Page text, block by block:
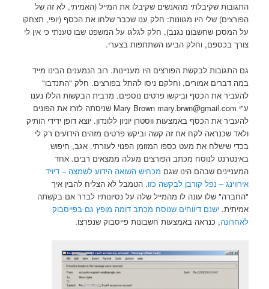
התגובות שקיבלתי מהאנשים שקיבלו את המייל (האמיתי, לא זה של
הפורצים) שלי היו מגוונות: חלק ענו שכבר שלחו את הכסף (יופי, תצחקו
על המסכן שחשבונו נגנב), חלק לגלגו על המשפט שבו טענתי כי אין לי
צורך בכספם, וחלק הביעו השתתפות בצערי.
גם התגובות לבקשת הפורצים היו מעניינות. רוב הנמענים הבינו מייד
במה דברים אמורים, וחלקם ניסו להתל בפורצים. חלק "התנדבו"
להעביר את הכסף וביקשו פרטים נוספים. מרבית הבקשות הללו נענו
ע"י Mary Brown mary.brwn@gmail.com שניסתה לזרז את הפונים
להעביר את הכסף באמצעות ווסטרן יוניון ללונדון. יוצא דופן ידידי הותיק
ולאד שכנראה לקח את זה קשה וביקש פרטים מזהים הידועים רק לי
בכדי שישלח את מעט כספו המזומן הפנוי לעזרתי. אגב, חיפוש
באינטרנט לנוסח מכתב הפורצים מעלה ממצאים רבים. אחד
המעניינים שבהם הינו שגם מכחיש השואה הידוע לשמצה – דיויד
אירווינג – נפל קורבן לבקשה כזו. הטמבל לא הצליח להבין איך
"החברה" שלו עונה לו מהמייל שלה על נסיונותיו לברר אם בקשתה
אמיתית.ישנם דיווחים שנוסח מכתב דומה מופץ גם בפייסבוק
לאחרונה, כנראה באמצעות חשבונות פייסבוק שנפרצו.